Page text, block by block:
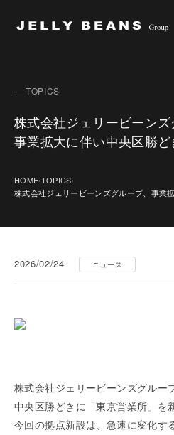
Jelly Beans Group
— TOPICS
株式会社ジェリービーンズ
事業拡大に伴い中央区勝
HOME›TOPICS›
株式会社ジェリービーンズグループ、事業
2026/02/24 ニュース
株式会社ジェリービーンズグル
中央区勝どきに「東京営業所」を
今回の拠点新設は、急速に変化す